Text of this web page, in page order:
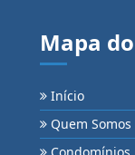
Mapa
Início
Quem Somos